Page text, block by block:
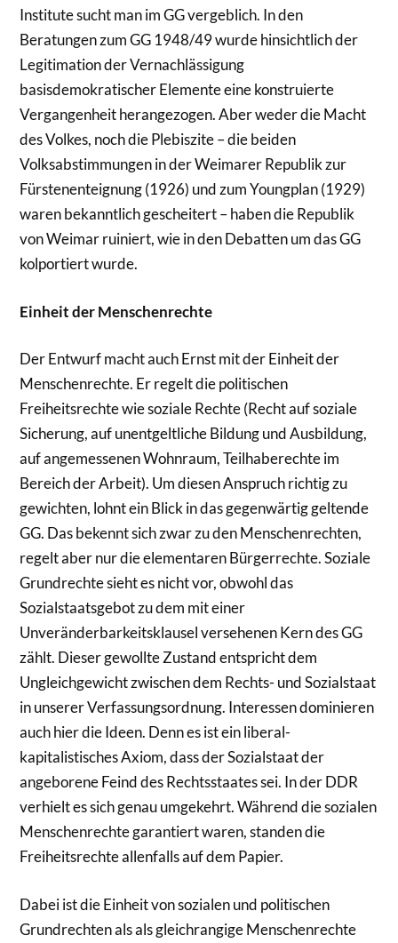
Institute sucht man im GG vergeblich. In den
Beratungen zum GG 1948/49 wurde hinsichtlich der
Legitimation der Vernachlässigung
basisdemokratischer Elemente eine konstruierte
Vergangenheit herangezogen. Aber weder die Macht
des Volkes, noch die Plebiszite – die beiden
Volksabstimmungen in der Weimarer Republik zur
Fürstenenteignung (1926) und zum Youngplan (1929)
waren bekanntlich gescheitert – haben die Republik
von Weimar ruiniert, wie in den Debatten um das GG
kolportiert wurde.
Einheit der Menschenrechte
Der Entwurf macht auch Ernst mit der Einheit der
Menschenrechte. Er regelt die politischen
Freiheitsrechte wie soziale Rechte (Recht auf soziale
Sicherung, auf unentgeltliche Bildung und Ausbildung,
auf angemessenen Wohnraum, Teilhaberechte im
Bereich der Arbeit). Um diesen Anspruch richtig zu
gewichten, lohnt ein Blick in das gegenwärtig geltende
GG. Das bekennt sich zwar zu den Menschenrechten,
regelt aber nur die elementaren Bürgerrechte. Soziale
Grundrechte sieht es nicht vor, obwohl das
Sozialstaatsgebot zu dem mit einer
Unveränderbarkeitsklausel versehenen Kern des GG
zählt. Dieser gewollte Zustand entspricht dem
Ungleichgewicht zwischen dem Rechts- und Sozialstaat
in unserer Verfassungsordnung. Interessen dominieren
auch hier die Ideen. Denn es ist ein liberal-
kapitalistisches Axiom, dass der Sozialstaat der
angeborene Feind des Rechtsstaates sei. In der DDR
verhielt es sich genau umgekehrt. Während die sozialen
Menschenrechte garantiert waren, standen die
Freiheitsrechte allenfalls auf dem Papier.
Dabei ist die Einheit von sozialen und politischen
Grundrechten als als gleichrangige Menschenrechte